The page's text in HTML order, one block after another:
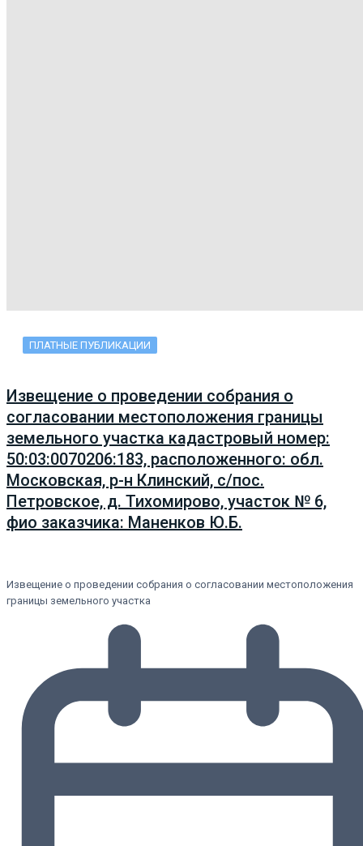
ПЛАТНЫЕ ПУБЛИКАЦИИ
Извещение о проведении собрания о
согласовании местоположения границы
земельного участка кадастровый номер:
50:03:0070206:183, расположенного: обл.
Московская, р-н Клинский, с/пос.
Петровское, д. Тихомирово, участок № 6,
фио заказчика: Маненков Ю.Б.
Извещение о проведении собрания о согласовании местоположения
границы земельного участка